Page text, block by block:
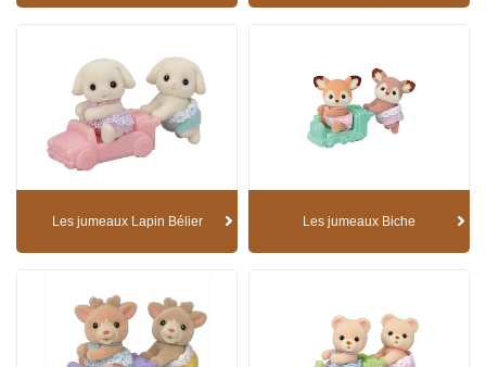
Les jumeaux Lapin Bélier Les jumeaux Biche